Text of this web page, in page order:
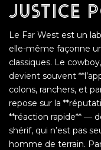
justice
Le Far West est un
elle-même façonne
classiques. Le
devient souvent
colons, ranchers, et
repose sur la
**réaction rapide** —
shérif, qui n’est pas
homme de terrain.